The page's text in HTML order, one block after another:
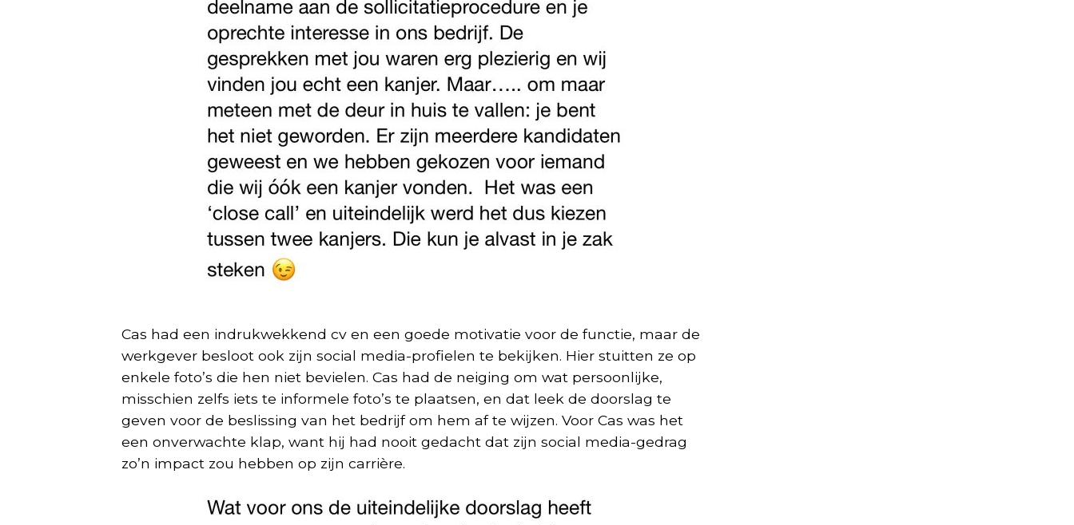
Cas had een indrukwekkend cv en een goede motivatie voor de functie, maar de
werkgever besloot ook zijn social media-profielen te bekijken. Hier stuitten ze op
enkele foto’s die hen niet bevielen. Cas had de neiging om wat persoonlijke,
misschien zelfs iets te informele foto’s te plaatsen, en dat leek de doorslag te
geven voor de beslissing van het bedrijf om hem af te wijzen. Voor Cas was het
een onverwachte klap, want hij had nooit gedacht dat zijn social media-gedrag
zo’n impact zou hebben op zijn carrière.